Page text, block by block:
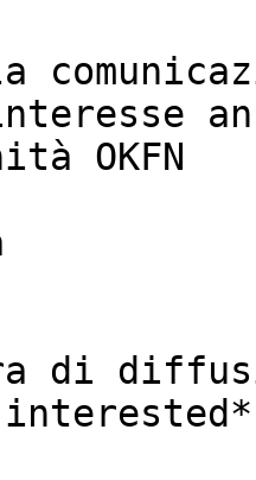
OKFN
di
interested*